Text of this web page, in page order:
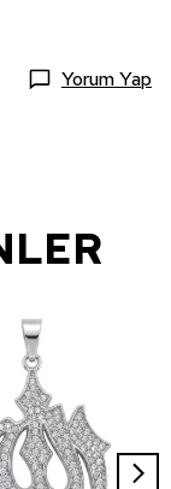
Yorum Yap